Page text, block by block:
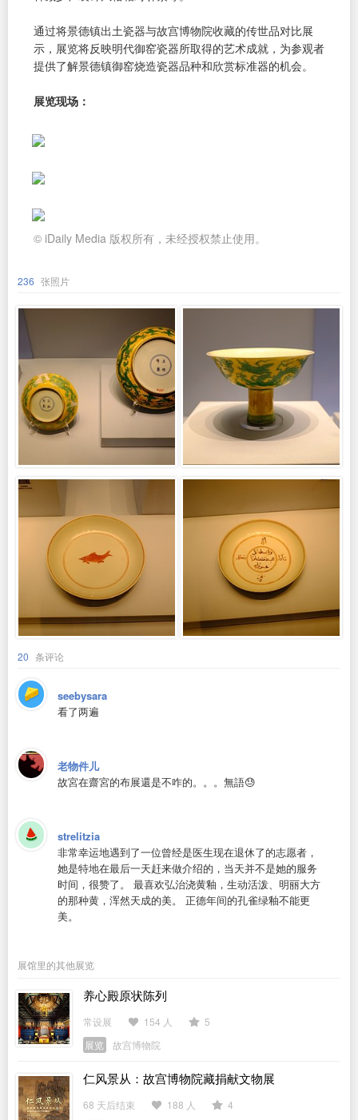
通过将景德镇出土瓷器与故宫博物院收藏的传世品对比展
示，展览将反映明代御窑瓷器所取得的艺术成就，为参观者
提供了解景德镇御窑烧造瓷器品种和欣赏标准器的机会。
展览现场：
© iDaily Media 版权所有，未经授权禁止使用。
236 张照片
20 条评论
seebysara
看了两遍
老物件儿
故宮在齋宮的布展還是不咋的。。。無語😓
strelitzia
非常幸运地遇到了一位曾经是医生现在退休了的志愿者，
她是特地在最后一天赶来做介绍的，当天并不是她的服务
时间，很赞了。 最喜欢弘治浇黄釉，生动活泼、明丽大方
的那种黄，浑然天成的美。 正德年间的孔雀绿釉不能更
美。
展馆里的其他展览
养心殿原状陈列
常设展 154 人
5
展览
故宫博物院
仁风景从：故宫博物院藏捐献文物展
68 天后结束 188 人
4